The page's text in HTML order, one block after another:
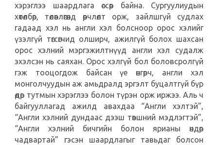
хэрэглээ шаардлага өссөөр байна. Сургуулиудын
хөтөлбөр, төлөвлөгөөнд өөрчлөлт орж, зайлшгүй судлах
гадаад хэл нь англи хэл болсноор орос хэлийг
үзэлгүй төгсөгчид олширч, ажилгүй болох шахсан
орос хэлний мэргэжилтнүүд англи хэл судалж
эхэлсэн нь саяхан. Орос хэлгүй бол боловсролгүй
гэж тооцогдож байсан үе өнгөрч, англи хэл
монголчуудын аж амьдралд эргэлт буцалтгүй бүр
өдөр тутмын хэрэглээ болон түрэн орж иржээ. Аль ч
байгууллагад ажилд авахдаа “Англи хэлтэй”,
“Англи хэлний дундаас дээш төвшний мэдлэгтэй”,
“Англи хэлний бичгийн болон ярианы өндөр
чадвартай” гэсэн шаардлагыг тавьдаг болсон